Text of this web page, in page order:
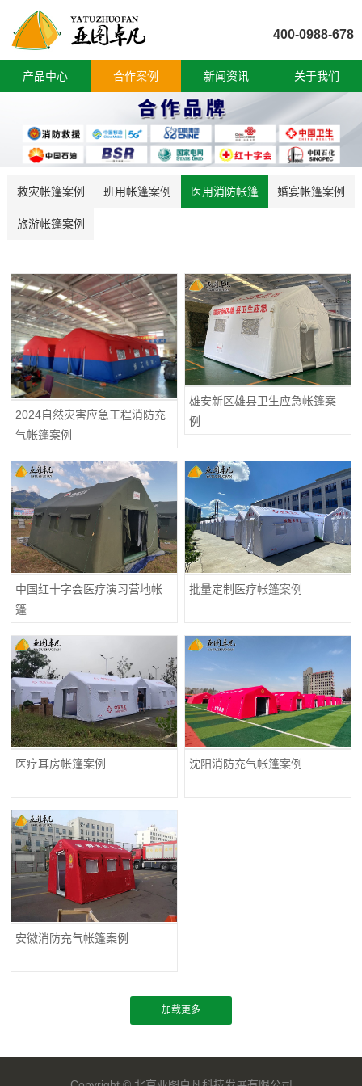
400-0988-678
产品中心 合作案例 新闻资讯 关于我们
救灾帐篷案例 班用帐篷案例 医用消防帐篷 婚宴帐篷案例
旅游帐篷案例
2024自然灾害应急工程消防充
气帐篷案例
雄安新区雄县卫生应急帐篷案
例
中国红十字会医疗演习营地帐
篷
批量定制医疗帐篷案例
医疗耳房帐篷案例 沈阳消防充气帐篷案例
安徽消防充气帐篷案例